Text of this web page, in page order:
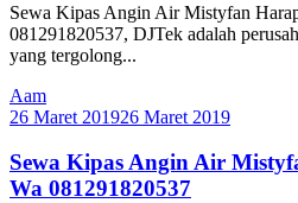
Sewa Kipas Angin Air Mistyfan
081291820537, DJTek adalah
yang tergolong...
Aam
26 Maret 201926 Maret 2019
Sewa Kipas Angin Air
Wa 081291820537